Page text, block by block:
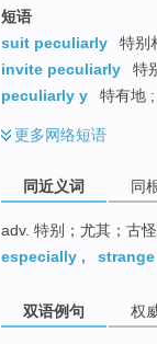
短语
suit peculiarly
特别
invite peculiarly
特
peculiarly y
特有地
更多网络短语
同近义词 同
adv. 特别；尤其；古
especially , strange
双语例句 权